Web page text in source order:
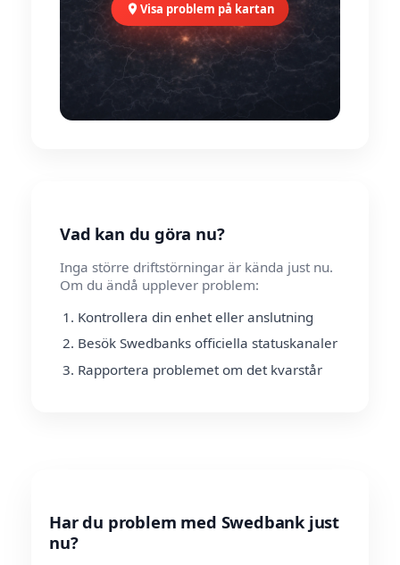
Visa problem på kartan
Vad kan du göra nu?
Inga större driftstörningar är kända just nu.
Om du ändå upplever problem:
Kontrollera din enhet eller anslutning
Besök Swedbanks officiella statuskanaler
Rapportera problemet om det kvarstår
Har du problem med Swedbank just
nu?